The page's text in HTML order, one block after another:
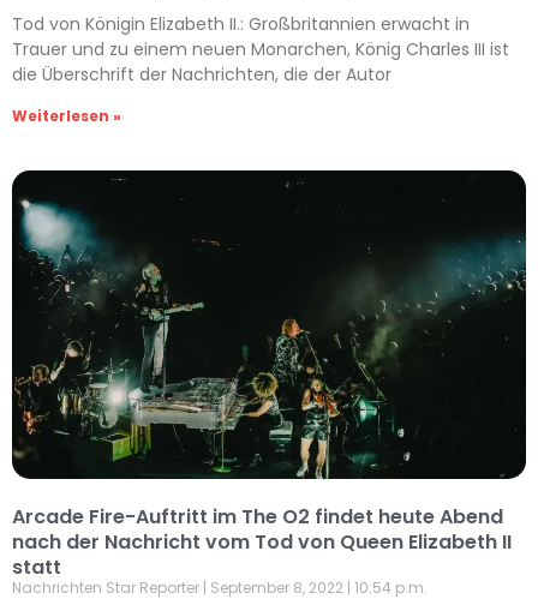
Tod von Königin Elizabeth II.: Großbritannien erwacht in
Trauer und zu einem neuen Monarchen, König Charles III ist
die Überschrift der Nachrichten, die der Autor
Weiterlesen »
Arcade Fire-Auftritt im The O2 findet heute Abend
nach der Nachricht vom Tod von Queen Elizabeth II
statt
Nachrichten Star Reporter September 8, 2022 10:54 p.m.